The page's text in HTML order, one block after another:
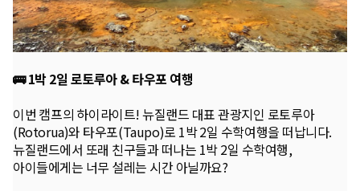
🚌 1박 2일 로토루아 & 타우포 여행
이번 캠프의 하이라이트! 뉴질랜드 대표 관광지인 로토루아
(Rotorua)와 타우포(Taupo)로 1박 2일 수학여행을 떠납니다.
뉴질랜드에서 또래 친구들과 떠나는 1박 2일 수학여행,
아이들에게는 너무 설레는 시간 아닐까요?